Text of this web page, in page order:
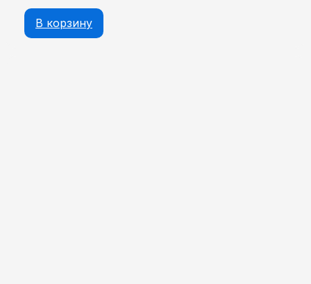
В корзину